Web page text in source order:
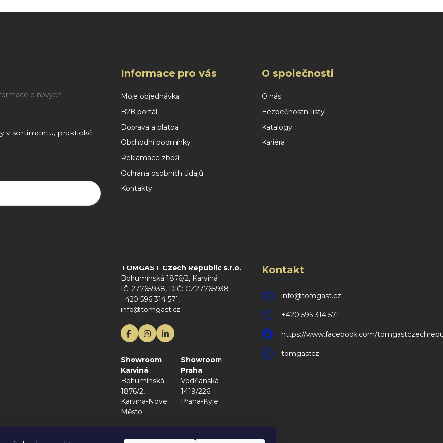
o nových
v sortimentu, praktické
Informace pro vás
Moje objednávka
B2B portál
Doprava a platba
Obchodní podmínky
Reklamace zboží
Ochrana osobních údajů
Kontakty
O společnosti
O nás
Bezpečnostní listy
Katalogy
Kariéra
TOMGAST Czech Republic s.r.o.
Bohumínská 1876/2, Karviná
IČ: 27765938, DIČ: CZ27765938
+420 596 314 571,
info@tomgast.cz
Showroom
Karviná
Bohumínská
1876/2,
Karviná-Nové
Město
Showroom
Praha
Vodňanská
1419/226
Praha-Kyje
Kontakt
info@tomgast.cz
+420 596 314 571
https://www.facebook.com/
tomgastcz